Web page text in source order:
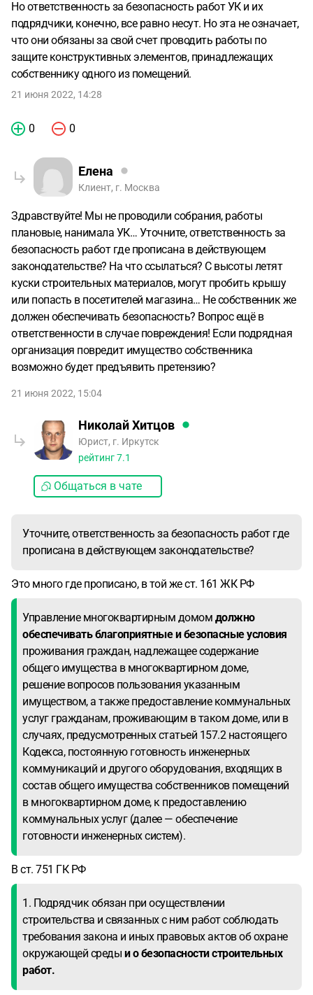
Но ответственность за безопасность работ УК и их
подрядчики, конечно, все равно несут. Но эта не означает,
что они обязаны за свой счет проводить работы по
защите конструктивных элементов, принадлежащих
собственнику одного из помещений.
21 июня 2022, 14:28
0 0
Елена
Клиент, г. Москва
Здравствуйте! Мы не проводили собрания, работы
плановые, нанимала УК… Уточните, ответственность за
безопасность работ где прописана в действующем
законодательстве? На что ссылаться? С высоты летят
куски строительных материалов, могут пробить крышу
или попасть в посетителей магазина… Не собственник же
должен обеспечивать безопасность? Вопрос ещё в
ответственности в случае повреждения! Если подрядная
организация повредит имущество собственника
возможно будет предъявить претензию?
21 июня 2022, 15:04
Николай Хитцов
Юрист, г. Иркутск
рейтинг7.1
Общаться в чате
Уточните, ответственность за безопасность работ где
прописана в действующем законодательстве?
Это много где прописано, в той же ст. 161 ЖК РФ
Управление многоквартирным домом должно
обеспечивать благоприятные и безопасные условия
проживания граждан, надлежащее содержание
общего имущества в многоквартирном доме,
решение вопросов пользования указанным
имуществом, а также предоставление коммунальных
услуг гражданам, проживающим в таком доме, или в
случаях, предусмотренных статьей 157.2 настоящего
Кодекса, постоянную готовность инженерных
коммуникаций и другого оборудования, входящих в
состав общего имущества собственников помещений
в многоквартирном доме, к предоставлению
коммунальных услуг (далее — обеспечение
готовности инженерных систем).
В ст. 751 ГК РФ
1. Подрядчик обязан при осуществлении
строительства и связанных с ним работ соблюдать
требования закона и иных правовых актов об охране
окружающей среды и о безопасности строительных
работ.